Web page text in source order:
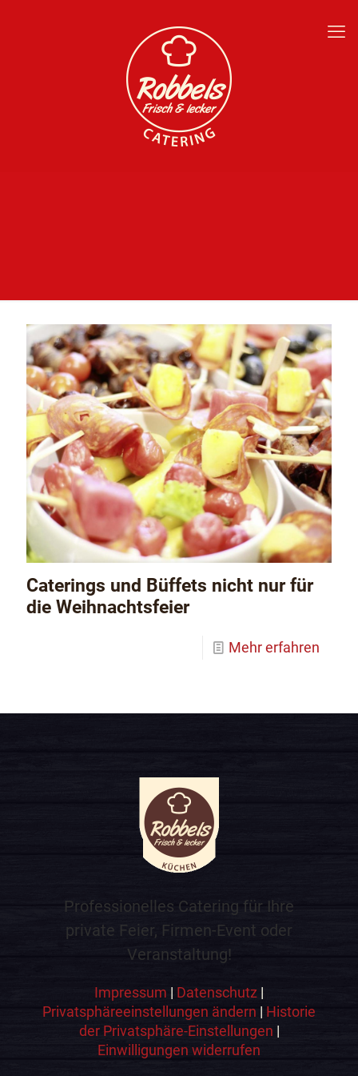
Caterings und Büffets nicht nur für
die Weihnachtsfeier
Mehr erfahren
Professionelles Catering für Ihre
private Feier, Firmen-Event oder
Veranstaltung!
Impressum | Datenschutz |
Privatsphäreeinstellungen ändern | Historie
der Privatsphäre-Einstellungen |
Einwilligungen widerrufen